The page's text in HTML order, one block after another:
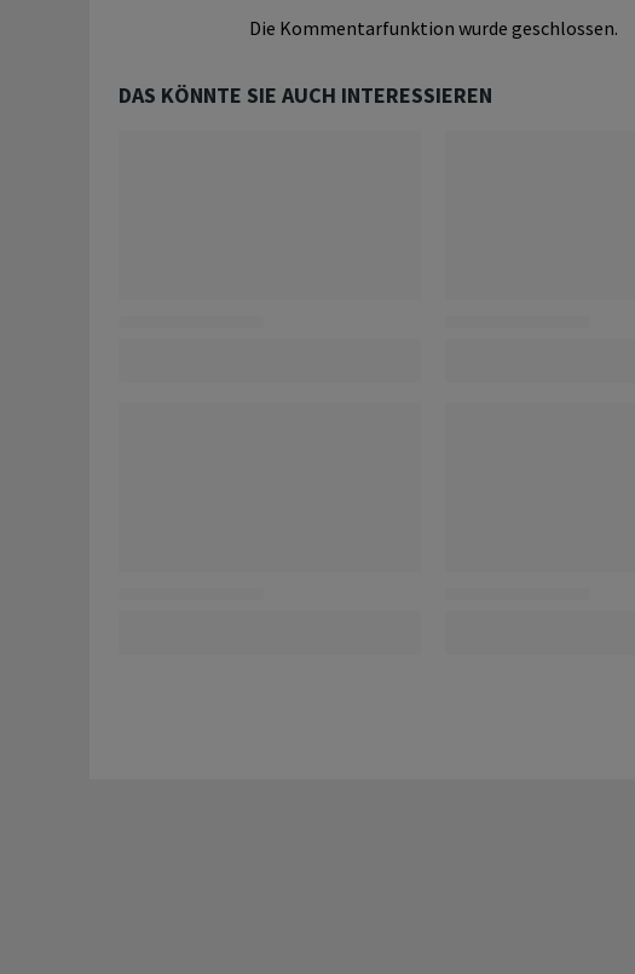
Die Kommentarfunktion wurde geschlossen.
DAS KÖNNTE SIE AUCH INTERESSIEREN